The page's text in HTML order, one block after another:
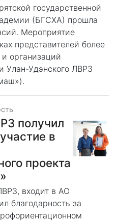
государственной
(БГСХА) прошла
Мероприятие
представителей более
организаций
Улан-Удэнского ЛВРЗ
получил
в
проекта
входит в АО
благодарность за